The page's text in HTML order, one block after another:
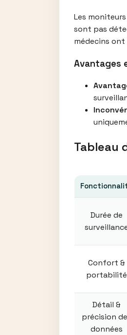
Les
sont pas
médecins
Avantages
Tableau
Durée de
Confort &
portabilité
Détail &
précision
données